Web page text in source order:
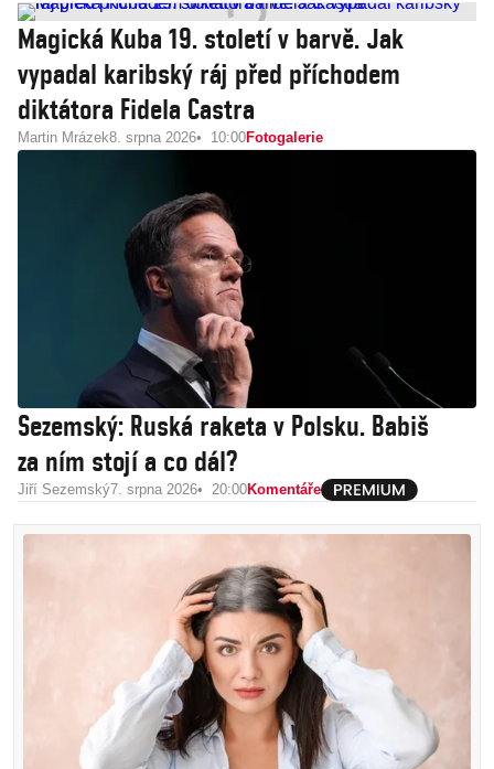
Magická Kuba 19. století v barvě. Jak
vypadal karibský ráj před příchodem
diktátora Fidela Castra
Martin Mrázek8. srpna 2026 10:00Fotogalerie
Sezemský: Ruská raketa v Polsku. Babiš
za ním stojí a co dál?
Jiří Sezemský7. srpna 2026 20:00Komentáře